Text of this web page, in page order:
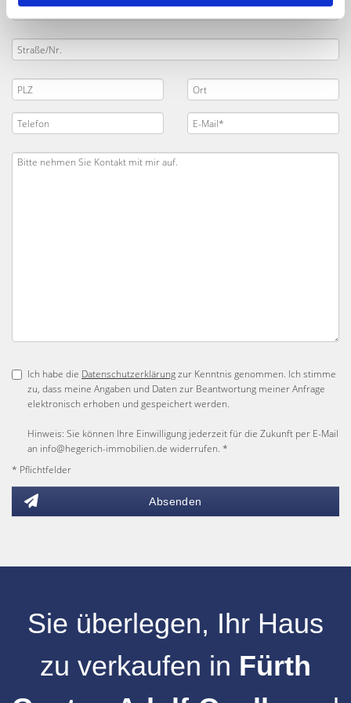
Ich habe die Datenschutzerklärungzur Kenntnis genommen. Ich stimme
zu, dass meine Angaben und Daten zur Beantwortung meiner Anfrage
elektronisch erhoben und gespeichert werden.
Hinweis: Sie können Ihre Einwilligung jederzeit für die Zukunft per E-Mail
an info@hegerich-immobilien.de widerrufen. *
* Pflichtfelder
Absenden
Sie überlegen, Ihr Haus
zu verkaufen in Fürth